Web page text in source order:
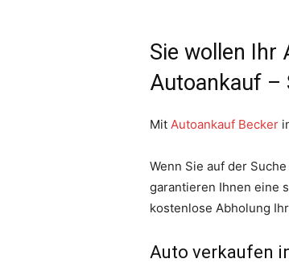
Sie wollen Ihr
Autoankauf –
Mit Autoankauf Becker
Wenn Sie auf der
garantieren Ihnen eine
kostenlose Abholung
Auto verkaufen